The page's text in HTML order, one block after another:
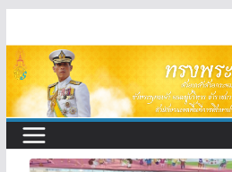
to
content